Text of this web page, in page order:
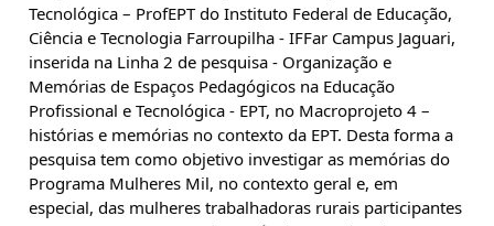
Tecnológica – ProfEPT do Instituto Federal de Educação,
Ciência e Tecnologia Farroupilha - IFFar Campus Jaguari,
inserida na Linha 2 de pesquisa - Organização e
Memórias de Espaços Pedagógicos na Educação
Profissional e Tecnológica - EPT, no Macroprojeto 4 –
histórias e memórias no contexto da EPT. Desta forma a
pesquisa tem como objetivo investigar as memórias do
Programa Mulheres Mil, no contexto geral e, em
especial, das mulheres trabalhadoras rurais participantes